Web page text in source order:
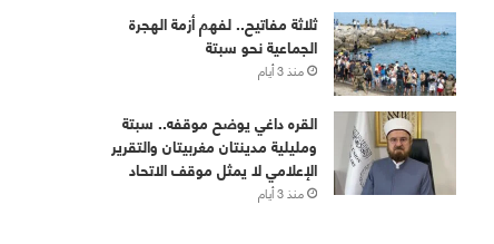
ثلاثة مفاتيح.. لفهم أزمة الهجرة
الجماعية نحو سبتة
منذ 3 أيام
القره داغي يوضح موقفه.. سبتة
ومليلية مدينتان مغربيتان والتقرير
الإعلامي لا يمثل موقف الاتحاد
منذ 3 أيام